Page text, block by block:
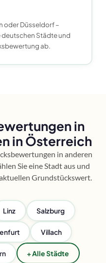
oder Düsseldorf –
deutschen Städte und
ab.
in
in Österreich
in anderen
Sie eine Stadt aus und
Grundstückswert.
Linz Salzburg
Villach
+ Alle Städte